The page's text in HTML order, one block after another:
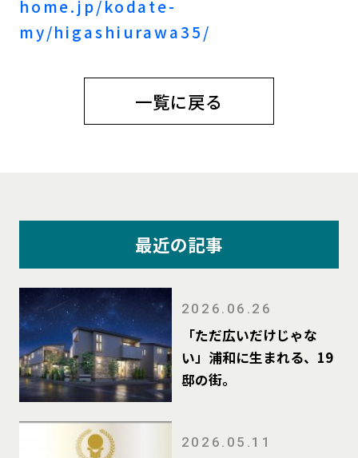
home.jp/kodate-
my/higashiurawa35/
一覧に戻る
最近の記事
2026.06.26
「ただ広いだけじゃな
い」浦和に生まれる、19
邸の街。
2026.05.11